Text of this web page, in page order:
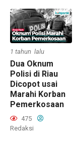
1 tahun lalu
Dua Oknum
Polisi di Riau
Dicopot usai
Marahi Korban
Pemerkosaan
475
Redaksi